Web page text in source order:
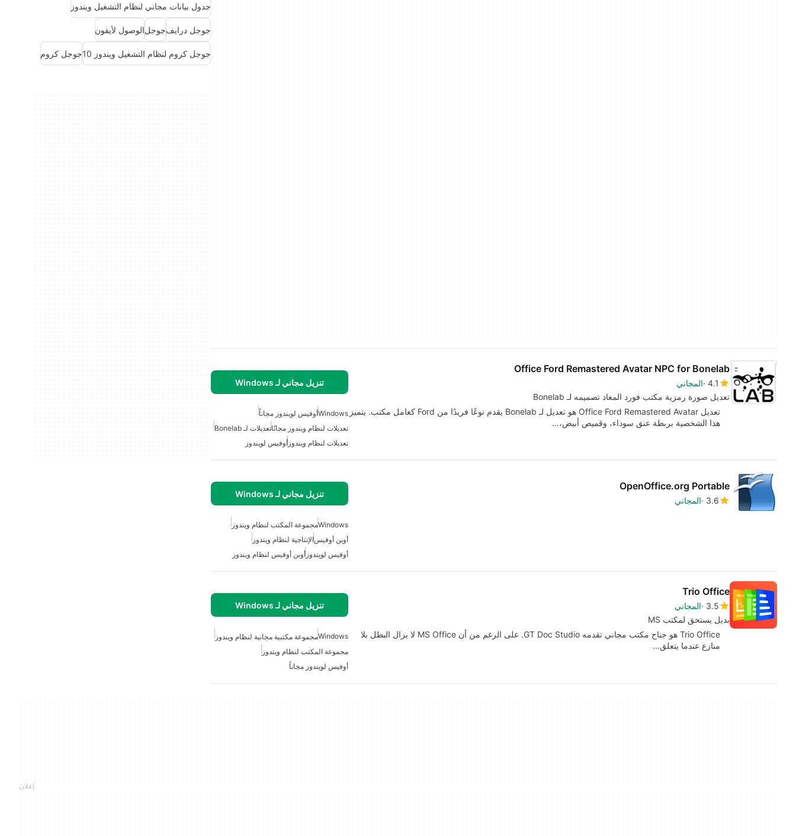
Office Ford Remastered Avatar NPC for Bonelab
4.1 المجاني
تعديل صورة رمزية مكتب فورد المعاد تصميمه لـ Bonelab
تنزيل مجاني لـ Windows
تعديل Office Ford Remastered Avatar هو تعديل لـ Bonelab يقدم نوعًا فريدًا من Ford كعامل مكتب. يتميز
هذا الشخصية بربطة عنق سوداء، وقميص أبيض،…
Windowsأوفيس لويندوز مجاناً
تعديلات لنظام ويندوز مجانًاتعديلات لـ Bonelab
تعديلات لنظام ويندوز أوفيس لويندوز
OpenOffice.org Portable
3.6 المجاني
تنزيل مجاني لـ Windows
Windowsمجموعة المكتب لنظام ويندوز
أوبن أوفيسالإنتاجية لنظام ويندوز
أوفيس لويندوز أوبن أوفيس لنظام ويندوز
Trio Office
3.5 المجاني
بديل يستحق لمكتب MS
تنزيل مجاني لـ Windows
Trio Office هو جناح مكتب مجاني تقدمه GT Doc Studio. على الرغم من أن MS Office لا يزال البطل بلا
منازع عندما يتعلق…
Windowsمجموعة مكتبية مجانية لنظام ويندوز
مجموعة المكتب لنظام ويندوز
أوفيس لويندوز مجاناً
جدول بيانات مجاني لنظام التشغيل ويندوز
جوجل درايفجوجلالوصول لأيفون
جوجل كروم لنظام التشغيل ويندوز 10 جوجل كروم